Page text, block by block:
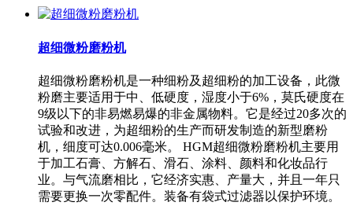
超细微粉磨粉机
超细微粉磨粉机是一种细粉及超细粉的加工设备，此微
粉磨主要适用于中、低硬度，湿度小于6%，莫氏硬度在
9级以下的非易燃易爆的非金属物料。它是经过20多次的
试验和改进，为超细粉的生产而研发制造的新型磨粉
机，细度可达0.006毫米。 HGM超细微粉磨粉机主要用
于加工石膏、方解石、滑石、涂料、颜料和化妆品行
业。与气流磨相比，它经济实惠、产量大，并且一年只
需要更换一次零配件。装备有袋式过滤器以保护环境。